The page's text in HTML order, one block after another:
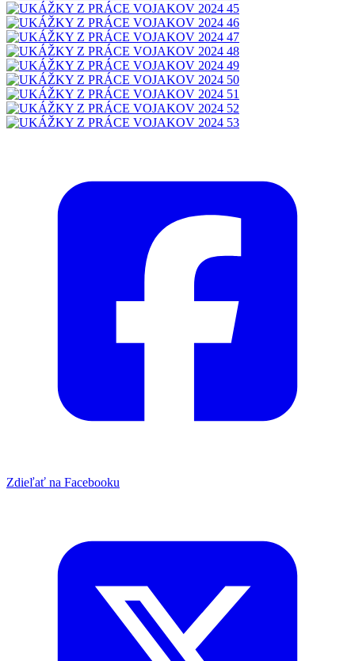
Zdieľať na Facebooku